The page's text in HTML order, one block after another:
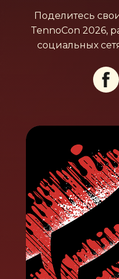
Поделитесь
TennoCon 2026,
социальных